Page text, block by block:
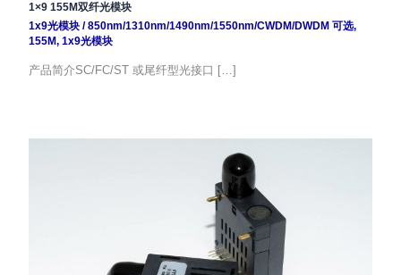
1×9 155M双纤光模块
1x9光模块/850nm/1310nm/1490nm/1550nm/CWDM/DWDM 可选,
155M, 1x9光模块
产品简介SC/FC/ST 或尾纤型光接口 […]